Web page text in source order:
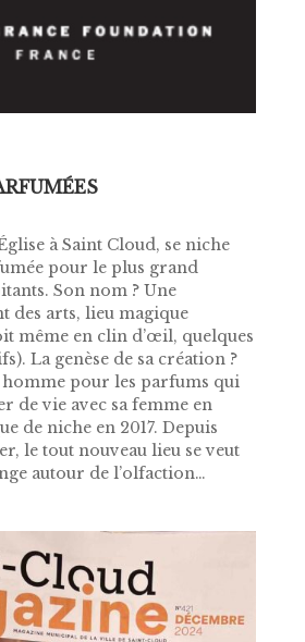
à Saint Cloud, se niche
pour le plus grand
Son nom ? Une
des arts, lieu magique
même en clin d’œil, quelques
La genèse de sa création ?
homme pour les parfums qui
de vie avec sa femme en
de niche en 2017. Depuis
le tout nouveau lieu se veut
autour de l’olfaction…